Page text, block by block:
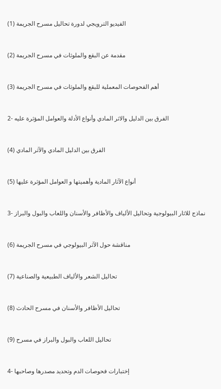
(1) الفيديو الترويجي لدورة تحاليل مسرح الجريمة
(2) مقدمة عن البقع والملوثات في مسرح الجريمة
(3) أهم الفحوصات المعملية للبقع والملوثات في مسرح الجريمة
2- الفرق بين الدليل والاثر المادي وأنواع الأدلة والعوامل المؤثرة عليه
(4) الفرق بين الدليل المادي والآثر المادي
(5) أنواع الآثار المادية وأهميتها و العوامل المؤثرة عليها
3- نماذج للاثار البيولوجية وتحاليل الألياف والأظافر والأسنان واللعاب والبول والبراز
(6) مناقشة حول الآثر البيولوجي في مسرح الجريمة
(7) تحاليل الشعر والألياف الطبيعية والصناعية
(8) تحاليل الأظافر والأسنان في مسرح الحادث
(9) تحاليل اللعاب والبول والبراز في مسرح
4- إختبارات فحوصات الدم وتحديد مصدرها وصاحبها